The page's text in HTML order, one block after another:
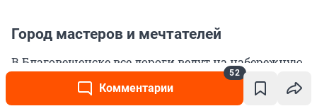
Комментарии
52
Город мастеров и мечтателей
В Благовещенске все дороги ведут на набережную.
Гуляя по квадратному городу, ты рано или поздно
придешь на берег Амура. Особенно — в День